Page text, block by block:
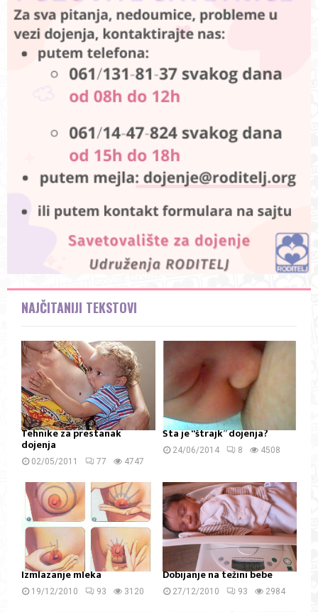
NAJČITANIJI TEKSTOVI
Tehnike za prestanak
dojenja
02/05/2011 77 4747
Šta je “štrajk” dojenja?
24/06/2014 8 4508
Izmlazanje mleka
19/12/2010 93 3120
Dobijanje na težini bebe
27/12/2010 93 2984